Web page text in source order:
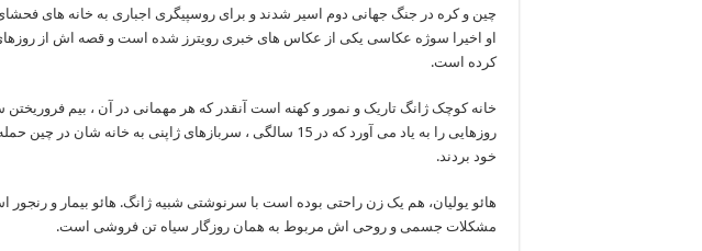
چین و کره در جنگ جهانی دوم اسیر شدند و برای روسپیگری اجباری به خانه های
او اخیرا سوژه عکاسی یکی از عکاس های خبری رویترز شده است و قصه اش از
کرده است.
خانه کوچک ژانگ تاریک و نمور و کهنه است آنقدر که هر مهمانی در آن ، بیم
روزهایی را به یاد می آورد که در 15 سالگی ، سربازهای ژاپنی به خانه
خود بردند.
هائو یولیان، هم یک زن راحتی بوده است با سرنوشتی شبیه ژانگ. هائو بیمار و
مشکلات جسمی و روحی اش مربوط به همان روزگار سیاه تن فروشی است.